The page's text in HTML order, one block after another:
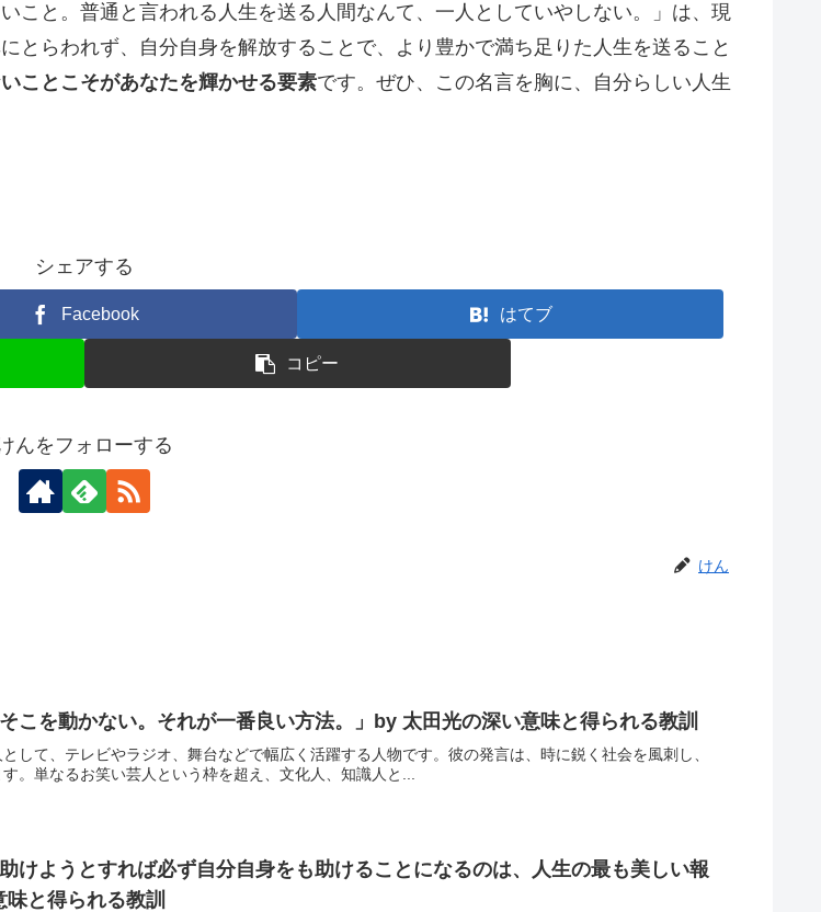
こと。普通と言われる人生を送る人間なんて、一人としていやしない。」は、現
とらわれず、自分自身を解放することで、より豊かで満ち足りた人生を送ること
ことこそがあなたを輝かせる要素です。ぜひ、この名言を胸に、自分らしい人生
シェアする
Facebook はてブ
コピー
んをフォローする
けん
こを動かない。それが一番良い方法。」by 太田光の深い意味と得られる教訓
して、テレビやラジオ、舞台などで幅広く活躍する人物です。彼の発言は、時に鋭く社会を風刺し、
。単なるお笑い芸人という枠を超え、文化人、知識人と...
けようとすれば必ず自分自身をも助けることになるのは、人生の最も美しい報
と得られる教訓